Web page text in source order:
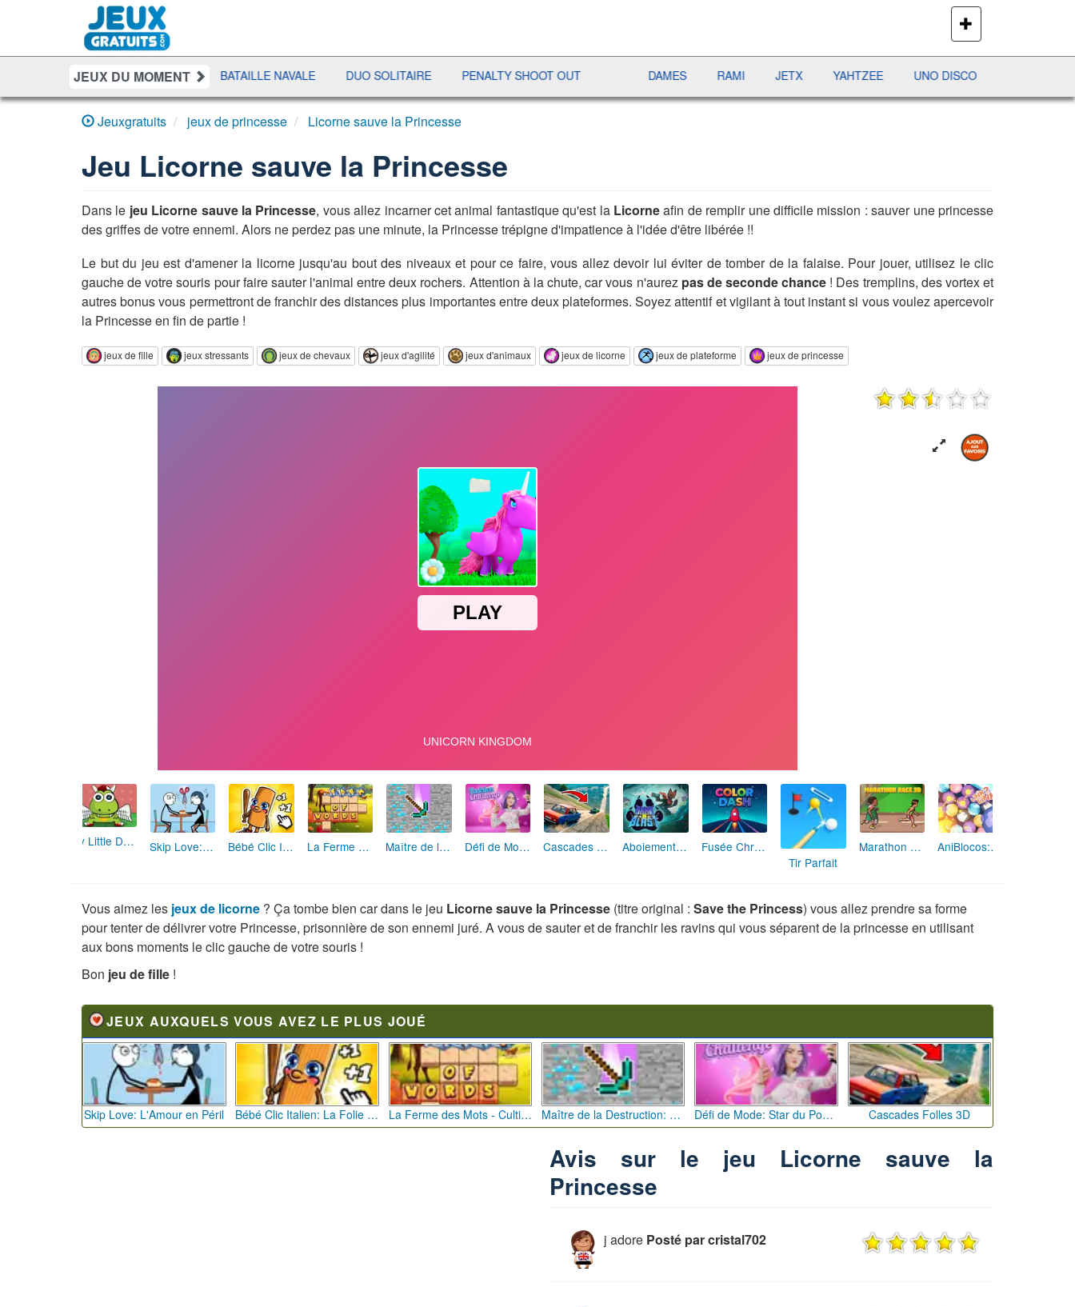
PLUS
DE
JEUX
JEUX DU MOMENT
SHERIFF POKER BATAILLE NAVALE DUO SOLITAIRE PENALTY SHOOT OUT RAMI JETX YAHTZEE UNO DISCO DÉFI MAHJONG
Jeuxgratuits jeux de princesse Licorne sauve la Princesse
Jeu Licorne sauve la Princesse
Dans le jeu Licorne sauve la Princesse, vous allez incarner cet animal fantastique qu'est la Licorneafin de remplir une difficile mission : sauver une princesse
des griffes de votre ennemi. Alors ne perdez pas une minute, la Princesse trépigne d'impatience à l'idée d'être libérée !!
Le but du jeu est d'amener la licorne jusqu'au bout des niveaux et pour ce faire, vous allez devoir lui éviter de tomber de la falaise. Pour jouer, utilisez le clic
gauche de votre souris pour faire sauter l'animal entre deux rochers. Attention à la chute, car vous n'aurez pas de seconde chance ! Des tremplins, des vortex et
autres bonus vous permettront de franchir des distances plus importantes entre deux plateformes. Soyez attentif et vigilant à tout instant si vous voulez apercevoir
la Princesse en fin de partie !
jeux de fille jeux stressants jeux de chevaux jeux d'agilité jeux d'animaux jeux de licorne jeux de plateforme jeux de princesse
My Little Dragon Skip Love: L'Amour en Péril Bébé Clic Italien: La Folie des Petits Bambins La Ferme des Mots - Cultivez votre Vocabulaire Maître de la Destruction: Fusion de Pioches Défi de Mode: Star du Podium Cascades Folles 3D Aboiement Stellaire : Aventure Canine
Fusée Chromatique: La Course des Couleurs
Tir Parfait
Marathon Champion io AniBlocos: Connecte les Animaux Mignons!
Vous aimez les jeux de licorne ? Ça tombe bien car dans le jeu Licorne sauve la Princesse (titre original : Save the Princess) vous allez prendre sa forme
pour tenter de délivrer votre Princesse, prisonnière de son ennemi juré. A vous de sauter et de franchir les ravins qui vous séparent de la princesse en utilisant
aux bons moments le clic gauche de votre souris !
Bon jeu de fille !
JEUX AUXQUELS VOUS AVEZ LE PLUS JOUÉ
Skip Love: L'Amour en Péril Bébé Clic Italien: La Folie des Petits Bambins La Ferme des Mots - Cultivez votre Vocabulaire Maître de la Destruction: Fusion de Pioches Défi de Mode: Star du Podium Cascades Folles 3D
Avis sur le jeu Licorne sauve la
Princesse
j adore Posté par cristal702